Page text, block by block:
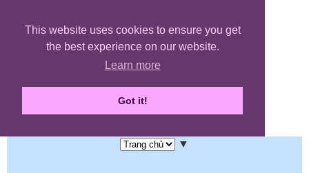
This website uses cookies to ensure you get
the best experience on our website.
Learn more
Got it!
▼